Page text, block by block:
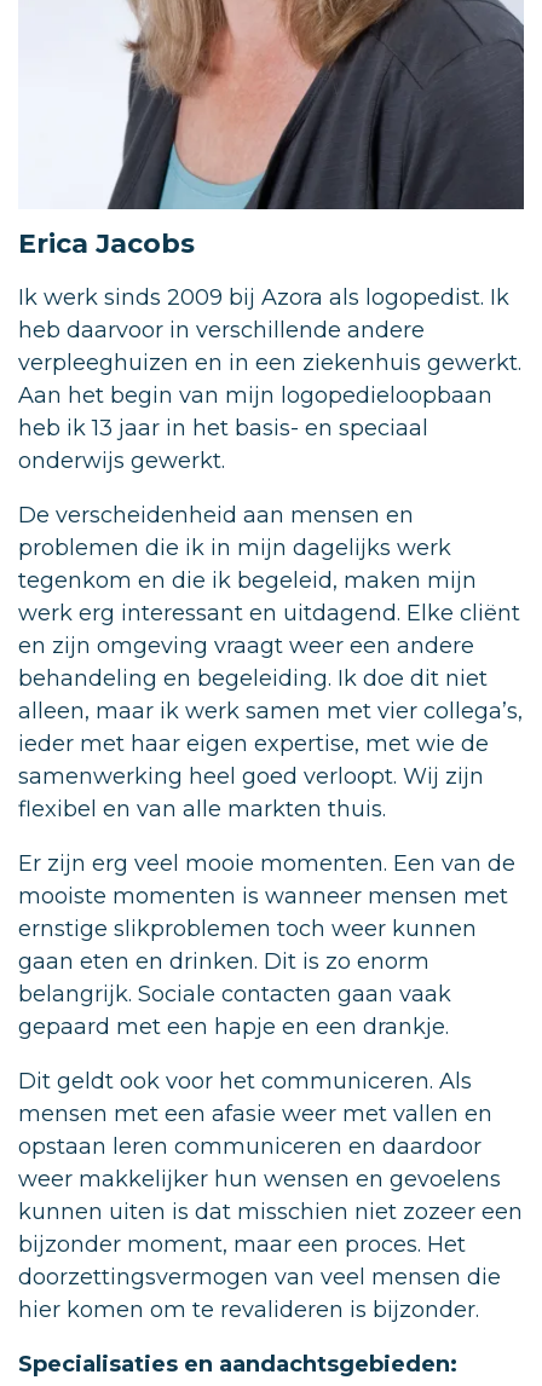
Erica Jacobs
Ik werk sinds 2009 bij Azora als logopedist. Ik
heb daarvoor in verschillende andere
verpleeghuizen en in een ziekenhuis gewerkt.
Aan het begin van mijn logopedieloopbaan
heb ik 13 jaar in het basis- en speciaal
onderwijs gewerkt.
De verscheidenheid aan mensen en
problemen die ik in mijn dagelijks werk
tegenkom en die ik begeleid, maken mijn
werk erg interessant en uitdagend. Elke cliënt
en zijn omgeving vraagt weer een andere
behandeling en begeleiding. Ik doe dit niet
alleen, maar ik werk samen met vier collega’s,
ieder met haar eigen expertise, met wie de
samenwerking heel goed verloopt. Wij zijn
flexibel en van alle markten thuis.
Er zijn erg veel mooie momenten. Een van de
mooiste momenten is wanneer mensen met
ernstige slikproblemen toch weer kunnen
gaan eten en drinken. Dit is zo enorm
belangrijk. Sociale contacten gaan vaak
gepaard met een hapje en een drankje.
Dit geldt ook voor het communiceren. Als
mensen met een afasie weer met vallen en
opstaan leren communiceren en daardoor
weer makkelijker hun wensen en gevoelens
kunnen uiten is dat misschien niet zozeer een
bijzonder moment, maar een proces. Het
doorzettingsvermogen van veel mensen die
hier komen om te revalideren is bijzonder.
Specialisaties en aandachtsgebieden: